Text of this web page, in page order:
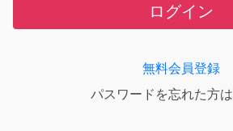
ログイン
無料会員登録
パスワードを忘れた方は